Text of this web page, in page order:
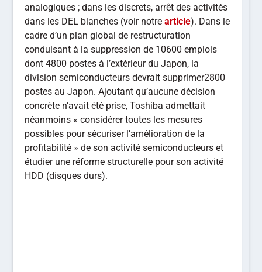
analogiques ; dans les discrets, arrêt des activités
dans les DEL blanches (voir notrearticle). Dans le
cadre d’un plan global de restructuration
conduisant à la suppression de 10600 emplois
dont 4800 postes à l’extérieur du Japon, la
division semiconducteurs devrait supprimer2800
postes au Japon. Ajoutant qu’aucune décision
concrète n’avait été prise, Toshiba admettait
néanmoins « considérer toutes les mesures
possibles pour sécuriser l’amélioration de la
profitabilité » de son activité semiconducteurs et
étudier une réforme structurelle pour son activité
HDD (disques durs).